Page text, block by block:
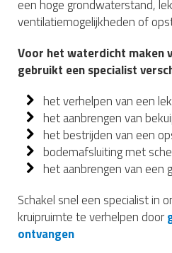
een hoge grondwaterstand,
ventilatiemogelijkheden of
Voor het waterdicht maken
gebruikt een specialist
het verhelpen van een
het aanbrengen van
het bestrijden van een
bodemafsluiting met
het aanbrengen van een
Schakel snel een specialist in
kruipruimte te verhelpen door
ontvangen